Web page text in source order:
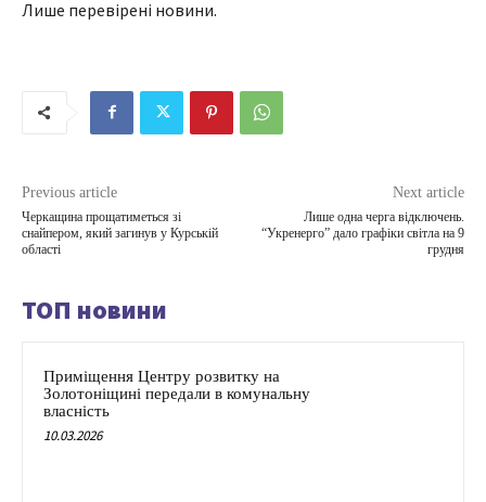
Лише перевірені новини.
Previous article
Черкащина прощатиметься зі
снайпером, який загинув у Курській
області
Next article
Лише одна черга відключень.
“Укренерго” дало графіки світла на 9
грудня
ТОП новини
Приміщення Центру розвитку на
Золотоніщині передали в комунальну
власність
10.03.2026